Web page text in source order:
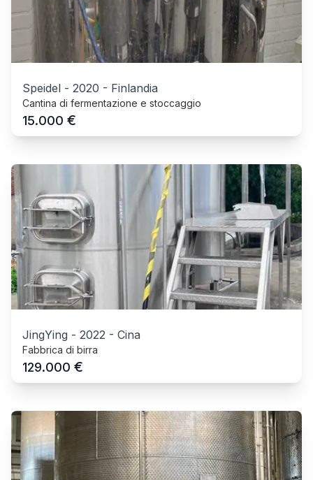
Speidel - 2020 - Finlandia
Cantina di fermentazione e stoccaggio
15.000 €
JingYing - 2022 - Cina
Fabbrica di birra
129.000 €